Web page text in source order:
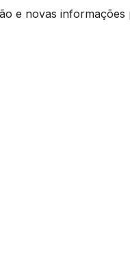
e novas